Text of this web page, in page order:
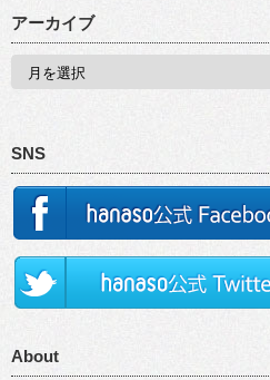
アーカイブ
SNS
About